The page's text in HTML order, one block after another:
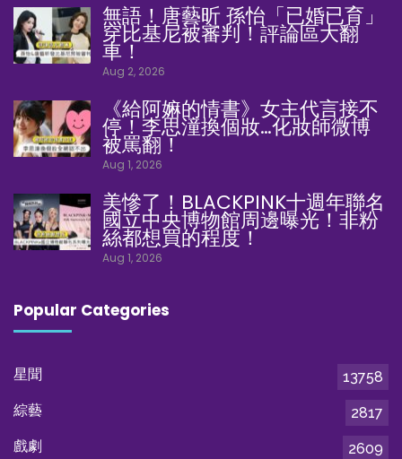
無語！唐藝昕 孫怡「已婚已育」
穿比基尼被審判！評論區大翻
車！
Aug 2, 2026
《給阿嫲的情書》女主代言接不
停！李思潼換個妝…化妝師微博
被罵翻！
Aug 1, 2026
美慘了！BLACKPINK十週年聯名
國立中央博物館周邊曝光！非粉
絲都想買的程度！
Aug 1, 2026
Popular Categories
星聞
13758
綜藝
2817
戲劇
2609